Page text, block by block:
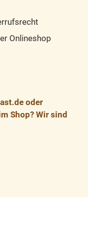
Onlineshop
oder
Shop? Wir sind